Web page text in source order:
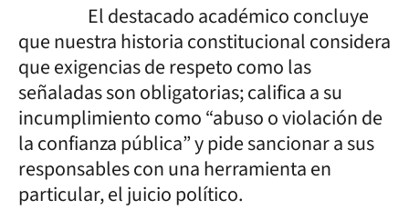
El destacado académico concluye
que nuestra historia constitucional considera
que exigencias de respeto como las
señaladas son obligatorias; califica a su
incumplimiento como “abuso o violación de
la confianza pública” y pide sancionar a sus
responsables con una herramienta en
particular, el juicio político.